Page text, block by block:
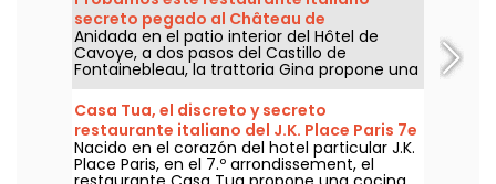
primeros viernes por la noche de cada mes,
una bailarina con traje tradicional te
transporta a Bali con sus danzas reales y
guerreras, y luego a la isla de Java con
danzas más nobles y pausadas.
secreto pegado al Château de
Fontainebleau, con terraza y brunch.
Anidada en el patio interior del Hôtel de
Cavoye, a dos pasos del Castillo de
Fontainebleau, la trattoria Gina propone una
cocina italiana generosa firmada por Robin
Sánchez, con una bonita terraza en un
jardín interior y brunch los domingos. Nos
hemos acercado para conocer el lugar y te
contamos todo.
Casa Tua, el discreto y secreto
restaurante italiano del J.K. Place Paris 7e
Nacido en el corazón del hotel particular J.K.
Place Paris, en el 7.º arrondissement, el